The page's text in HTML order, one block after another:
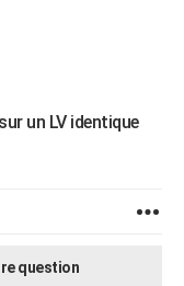
un LV identique
question